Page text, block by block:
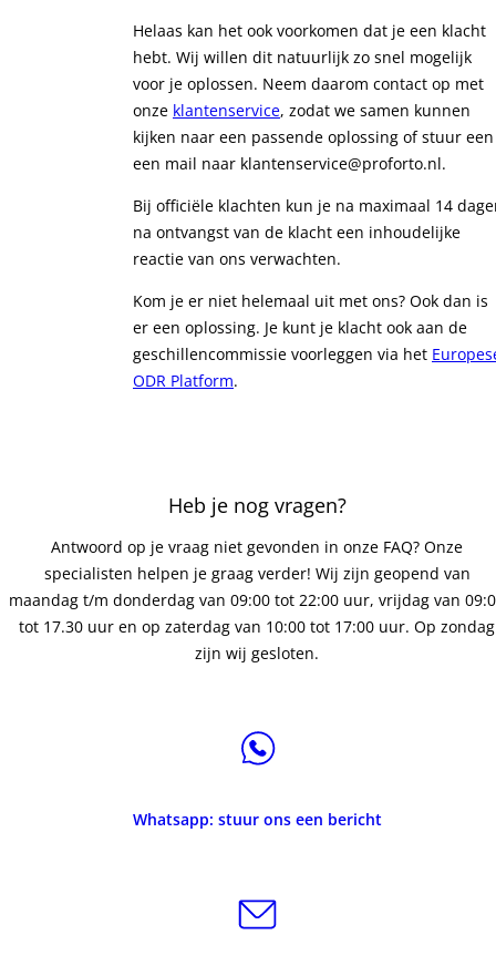
Helaas kan het ook voorkomen dat je een klacht
hebt. Wij willen dit natuurlijk zo snel mogelijk
voor je oplossen. Neem daarom contact op met
onze klantenservice, zodat we samen kunnen
kijken naar een passende oplossing of stuur een
een mail naar klantenservice@proforto.nl.
Bij officiële klachten kun je na maximaal 14
na ontvangst van de klacht een inhoudelijke
reactie van ons verwachten.
Kom je er niet helemaal uit met ons? Ook dan is
er een oplossing. Je kunt je klacht ook aan de
geschillencommissie voorleggen via het
ODR Platform.
Heb je nog vragen?
Antwoord op je vraag niet gevonden in onze FAQ? Onze
specialisten helpen je graag verder! Wij zijn geopend van
maandag t/m donderdag van 09:00 tot 22:00 uur, vrijdag van
tot 17.30 uur en op zaterdag van 10:00 tot 17:00 uur. Op zondag
zijn wij gesloten.
Whatsapp: stuur ons een bericht